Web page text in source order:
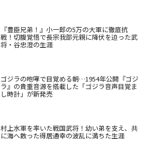
『豊臣兄弟！』小一郎の5万の大軍に徹底抗
戦！切腹覚悟で長宗我部元親に降伏を迫った武
将・谷忠澄の生涯
ゴジラの咆哮で目覚める朝…1954年公開『ゴジ
ラ』の貴重音源を搭載した「ゴジラ音声目覚ま
し時計」が新発売
村上水軍を率いた戦国武将！幼い弟を支え、共
に海へ散った得居通幸の波乱に満ちた生涯